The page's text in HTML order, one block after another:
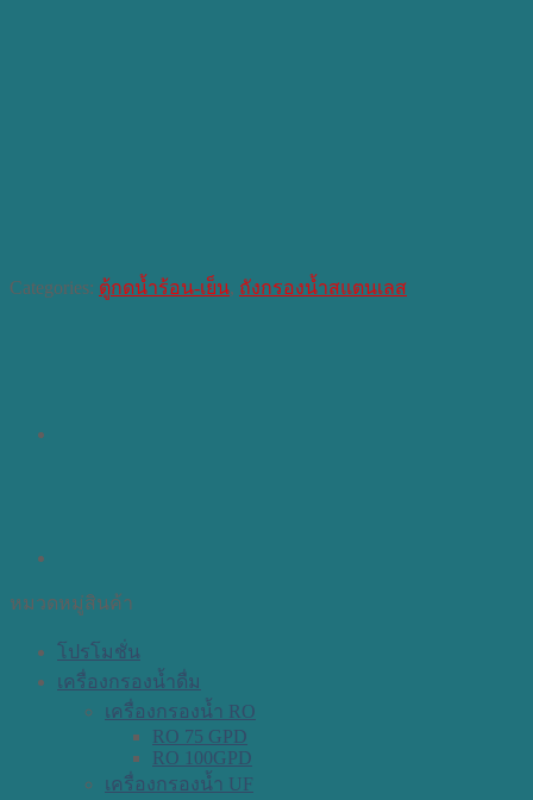
Categories: ตู้กดน้ำร้อน-เย็น, ถังกรองน้ำสแตนเลส
หมวดหมู่สินค้า
โปรโมชั่น
เครื่องกรองน้ำดื่ม
เครื่องกรองน้ำ RO
RO 75 GPD
RO 100GPD
เครื่องกรองน้ำ UF